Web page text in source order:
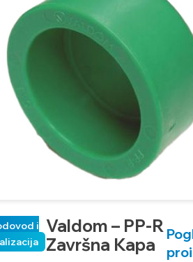
Valdom – PP-R
Završna Kapa
i